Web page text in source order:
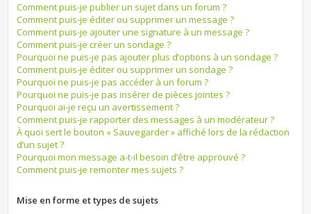
Comment puis-je publier un sujet dans un forum ?
Comment puis-je éditer ou supprimer un message ?
Comment puis-je ajouter une signature à un message ?
Comment puis-je créer un sondage ?
Pourquoi ne puis-je pas ajouter plus d’options à un sondage ?
Comment puis-je éditer ou supprimer un sondage ?
Pourquoi ne puis-je pas accéder à un forum ?
Pourquoi ne puis-je pas insérer de pièces jointes ?
Pourquoi ai-je reçu un avertissement ?
Comment puis-je rapporter des messages à un modérateur ?
À quoi sert le bouton « Sauvegarder » affiché lors de la rédaction
d’un sujet ?
Pourquoi mon message a-t-il besoin d’être approuvé ?
Comment puis-je remonter mes sujets ?
Mise en forme et types de sujets